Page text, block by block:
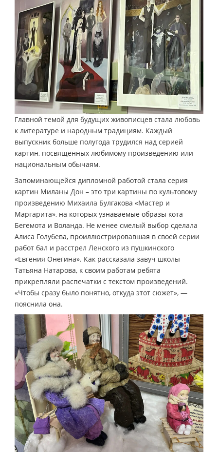
Главной темой для будущих живописцев стала любовь
к литературе и народным традициям. Каждый
выпускник больше полугода трудился над серией
картин, посвященных любимому произведению или
национальным обычаям.
Запоминающейся дипломной работой стала серия
картин Миланы Дон – это три картины по культовому
произведению Михаила Булгакова «Мастер и
Маргарита», на которых узнаваемые образы кота
Бегемота и Воланда. Не менее смелый выбор сделала
Алиса Голубева, проиллюстрировавшая в своей серии
работ бал и расстрел Ленского из пушкинского
«Евгения Онегина». Как рассказала завуч школы
Татьяна Натарова, к своим работам ребята
прикрепляли распечатки с текстом произведений.
«Чтобы сразу было понятно, откуда этот сюжет», —
пояснила она.